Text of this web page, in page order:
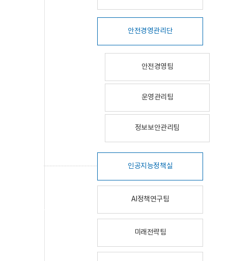
안전경영관리단
안전경영팀
운영관리팀
정보보안관리팀
인공지능정책실
AI정책연구팀
미래전략팀